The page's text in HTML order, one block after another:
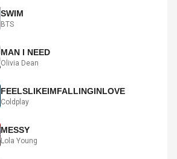
SWIM
BTS
MAN I NEED
Olivia Dean
FEELSLIKEIMFALLINGINLOVE
Coldplay
MESSY
Lola Young